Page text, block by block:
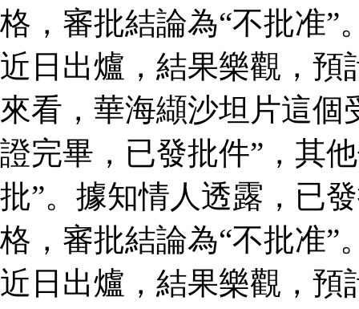
格，審批結論為“不批准”
近日出爐，結果樂觀，預
來看，華海纈沙坦片這個
證完畢，已發批件”，其
批”。據知情人透露，已
格，審批結論為“不批准”
近日出爐，結果樂觀，預